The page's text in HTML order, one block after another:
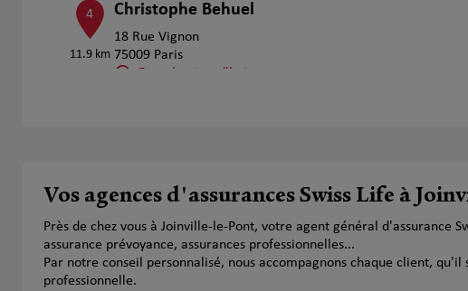
4
11.9 km
Christophe Behuel
18 Rue Vignon
75009 Paris
Fermé aujourd'hui
12.53 km
16 Rue Surcouf
75007 Paris
Numéro Voir plus
Vos agences d'assurances Swiss Life à
Près de chez vous à Joinville-le-Pont, votre agent général d'assurance
assurance prévoyance, assurances professionnelles...
Par notre conseil personnalisé, nous accompagnons chaque client,
professionnelle.